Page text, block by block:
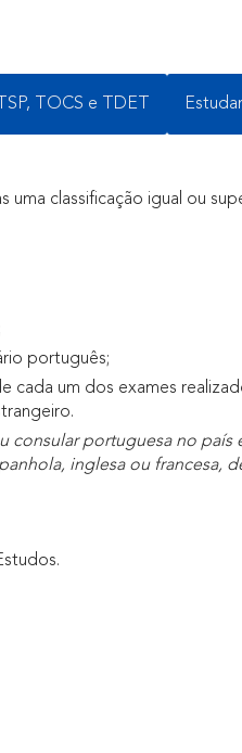
TOCS e TDET
classificação igual ou
português;
cada um dos exames
portuguesa no país
inglesa ou francesa,